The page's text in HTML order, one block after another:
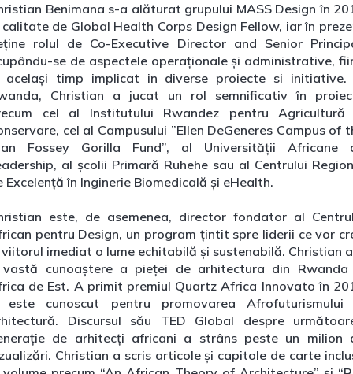
Benimana s-a alăturat grupului MASS Design în
de Global Health Corps Design Fellow, iar în
rolul de Co-Executive Director and Senior
se de aspectele operaționale și administrative,
același timp implicat in diverse proiecte si initiative.
Christian a jucat un rol semnificativ în
cel al Institutului Rwandez pentru Agricultură
cel al Campusului ”Ellen DeGeneres Campus of
Fossey Gorilla Fund”, al Universității Africane
al școlii Primară Ruhehe sau al Centrului
Excelență în Inginerie Biomedicală și eHealth.
este, de asemenea, director fondator al
pentru Design, un program țintit spre liderii ce vor
imediat o lume echitabilă și sustenabilă. Christian
cunoaștere a pieței de arhitectura din Rwanda
de Est. A primit premiul Quartz Africa Innovato în
este cunoscut pentru promovarea Afrofuturismului
Discursul său TED Global despre
de arhitecți africani a strâns peste un milion
Christian a scris articole și capitole de carte